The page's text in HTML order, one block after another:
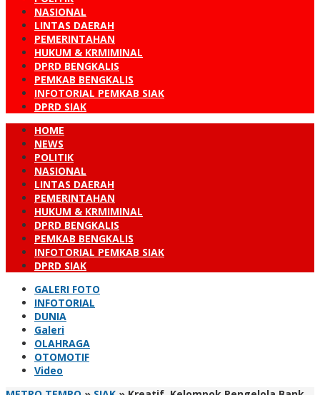
NASIONAL
LINTAS DAERAH
PEMERINTAHAN
HUKUM & KRMIMINAL
DPRD BENGKALIS
PEMKAB BENGKALIS
INFOTORIAL PEMKAB SIAK
DPRD SIAK
HOME
NEWS
POLITIK
NASIONAL
LINTAS DAERAH
PEMERINTAHAN
HUKUM & KRMIMINAL
DPRD BENGKALIS
PEMKAB BENGKALIS
INFOTORIAL PEMKAB SIAK
DPRD SIAK
GALERI FOTO
INFOTORIAL
DUNIA
Galeri
OLAHRAGA
OTOMOTIF
Video